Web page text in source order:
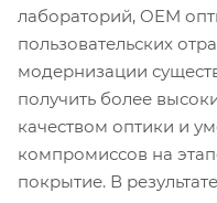
лабораторий, OEM
пользовательских
модернизации
получить более
качеством оптики и
компромиссов на
покрытие. В